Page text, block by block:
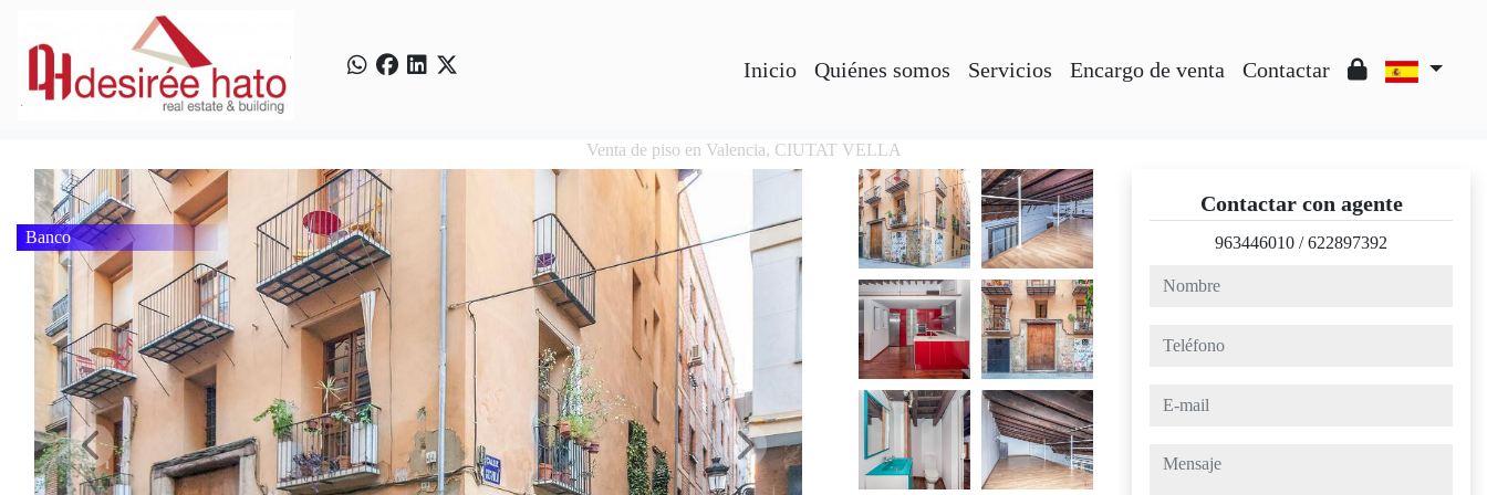
Inicio Quiénes somos Servicios Encargo de venta Contactar
Venta de piso en Valencia, CIUTAT VELLA
Banco
Contactar con agente
963446010 /622897392
nombre
teléfono
e-mail
mensaje